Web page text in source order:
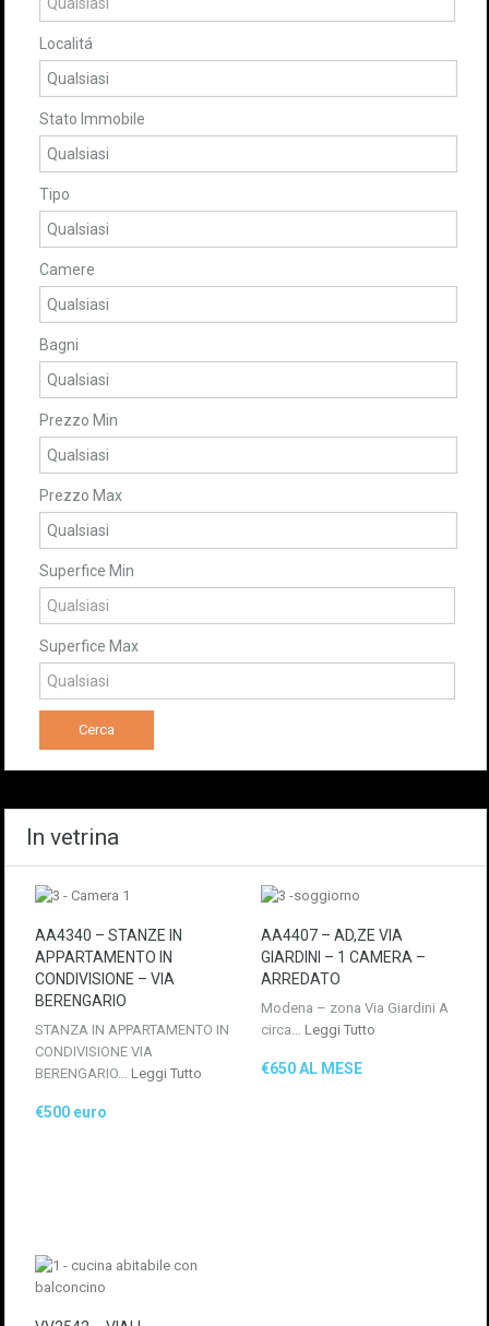
Localitá
Stato Immobile
Tipo
Camere
Bagni
Prezzo Min
Prezzo Max
Superfice Min
Superfice Max
In vetrina
AA4340 – STANZE IN
APPARTAMENTO IN
CONDIVISIONE – VIA
BERENGARIO
STANZA IN APPARTAMENTO IN
CONDIVISIONE VIA
BERENGARIO… Leggi Tutto
€500 euro
AA4407 – AD,ZE VIA
GIARDINI – 1 CAMERA –
ARREDATO
Modena – zona Via Giardini A
circa… Leggi Tutto
€650 AL MESE